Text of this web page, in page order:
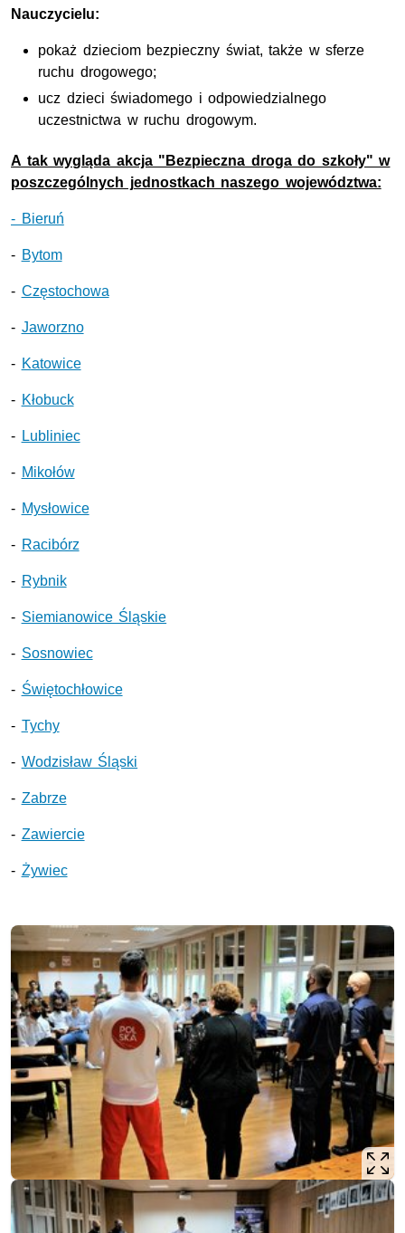
Nauczycielu:
pokaż dzieciom bezpieczny świat, także w sferze
ruchu drogowego;
ucz dzieci świadomego i odpowiedzialnego
uczestnictwa w ruchu drogowym.
A tak wygląda akcja "Bezpieczna droga do szkoły" w
poszczególnych jednostkach naszego województwa:
- Bieruń
- Bytom
- Częstochowa
- Jaworzno
- Katowice
- Kłobuck
- Lubliniec
- Mikołów
- Mysłowice
- Racibórz
- Rybnik
- Siemianowice Śląskie
- Sosnowiec
- Świętochłowice
- Tychy
- Wodzisław Śląski
- Zabrze
- Zawiercie
- Żywiec